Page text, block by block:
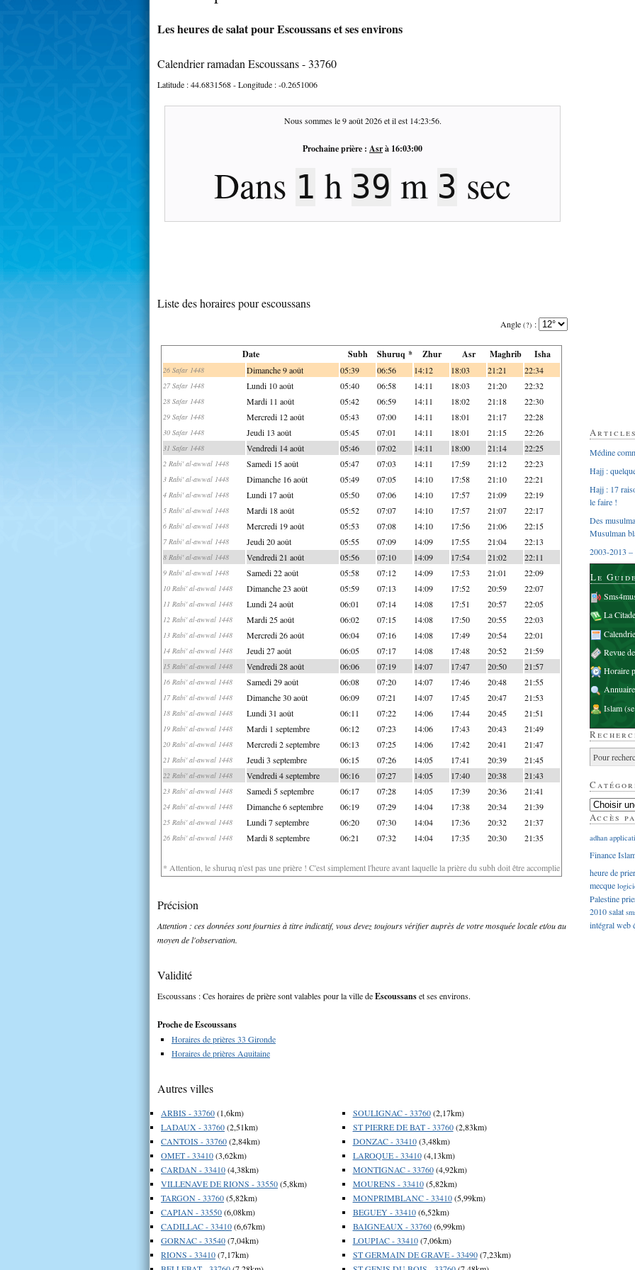
Les heures de salat pour Escoussans et ses environs
Calendrier ramadan Escoussans - 33760
Latitude :44.6831568- Longitude :-0.2651006
Nous sommes le9 août 2026et il est 14:23:57.
Prochaine prière : Asrà 16:03:00
Dans 1 h 39 m 2 sec
Liste des horaires pour escoussans
Angle (?) :
Date Subh Shuruq * Zhur Asr Maghrib Isha
26 Safar 1448 Dimanche 9 août 05:39 06:56 14:12 18:03 21:21 22:34
27 Safar 1448 Lundi 10 août 05:40 06:58 14:11 18:03 21:20 22:32
28 Safar 1448 Mardi 11 août 05:42 06:59 14:11 18:02 21:18 22:30
29 Safar 1448 Mercredi 12 août 05:43 07:00 14:11 18:01 21:17 22:28
30 Safar 1448 Jeudi 13 août 05:45 07:01 14:11 18:01 21:15 22:26
31 Safar 1448 Vendredi 14 août 05:46 07:02 14:11 18:00 21:14 22:25
2 Rabi' al-awwal 1448 Samedi 15 août 05:47 07:03 14:11 17:59 21:12 22:23
3 Rabi' al-awwal 1448 Dimanche 16 août 05:49 07:05 14:10 17:58 21:10 22:21
4 Rabi' al-awwal 1448 Lundi 17 août 05:50 07:06 14:10 17:57 21:09 22:19
5 Rabi' al-awwal 1448 Mardi 18 août 05:52 07:07 14:10 17:57 21:07 22:17
6 Rabi' al-awwal 1448 Mercredi 19 août 05:53 07:08 14:10 17:56 21:06 22:15
7 Rabi' al-awwal 1448 Jeudi 20 août 05:55 07:09 14:09 17:55 21:04 22:13
8 Rabi' al-awwal 1448 Vendredi 21 août 05:56 07:10 14:09 17:54 21:02 22:11
9 Rabi' al-awwal 1448 Samedi 22 août 05:58 07:12 14:09 17:53 21:01 22:09
10 Rabi' al-awwal 1448 Dimanche 23 août 05:59 07:13 14:09 17:52 20:59 22:07
11 Rabi' al-awwal 1448 Lundi 24 août 06:01 07:14 14:08 17:51 20:57 22:05
12 Rabi' al-awwal 1448 Mardi 25 août 06:02 07:15 14:08 17:50 20:55 22:03
13 Rabi' al-awwal 1448 Mercredi 26 août 06:04 07:16 14:08 17:49 20:54 22:01
14 Rabi' al-awwal 1448 Jeudi 27 août 06:05 07:17 14:08 17:48 20:52 21:59
15 Rabi' al-awwal 1448 Vendredi 28 août 06:06 07:19 14:07 17:47 20:50 21:57
16 Rabi' al-awwal 1448 Samedi 29 août 06:08 07:20 14:07 17:46 20:48 21:55
17 Rabi' al-awwal 1448 Dimanche 30 août 06:09 07:21 14:07 17:45 20:47 21:53
18 Rabi' al-awwal 1448 Lundi 31 août 06:11 07:22 14:06 17:44 20:45 21:51
19 Rabi' al-awwal 1448 Mardi 1 septembre 06:12 07:23 14:06 17:43 20:43 21:49
20 Rabi' al-awwal 1448 Mercredi 2 septembre 06:13 07:25 14:06 17:42 20:41 21:47
21 Rabi' al-awwal 1448 Jeudi 3 septembre 06:15 07:26 14:05 17:41 20:39 21:45
22 Rabi' al-awwal 1448 Vendredi 4 septembre 06:16 07:27 14:05 17:40 20:38 21:43
23 Rabi' al-awwal 1448 Samedi 5 septembre 06:17 07:28 14:05 17:39 20:36 21:41
24 Rabi' al-awwal 1448 Dimanche 6 septembre 06:19 07:29 14:04 17:38 20:34 21:39
25 Rabi' al-awwal 1448 Lundi 7 septembre 06:20 07:30 14:04 17:36 20:32 21:37
26 Rabi' al-awwal 1448 Mardi 8 septembre 06:21 07:32 14:04 17:35 20:30 21:35
* Attention, le shuruq n'est pas une prière ! C'est simplement l'heure avant laquelle la prière du subh doit être accomplie
Précision
Attention : ces données sont fournies à titre indicatif, vous devez toujours vérifier auprès de votre mosquée locale et/ou au
moyen de l'observation.
Validité
Escoussans : Ces horaires de prière sont valables pour la ville deEscoussanset ses environs.
Proche de Escoussans
Horaires de prières 33 Gironde
Horaires de prières Aquitaine
Autres villes
ARBIS - 33760(1,6km)
LADAUX - 33760(2,51km)
CANTOIS - 33760(2,84km)
OMET - 33410(3,62km)
CARDAN - 33410(4,38km)
VILLENAVE DE RIONS - 33550(5,8km)
TARGON - 33760(5,82km)
CAPIAN - 33550(6,08km)
CADILLAC - 33410(6,67km)
GORNAC - 33540(7,04km)
RIONS - 33410(7,17km)
SOULIGNAC - 33760(2,17km)
ST PIERRE DE BAT - 33760(2,83km)
DONZAC - 33410(3,48km)
LAROQUE - 33410(4,13km)
MONTIGNAC - 33760(4,92km)
MOURENS - 33410(5,82km)
MONPRIMBLANC - 33410(5,99km)
BEGUEY - 33410(6,52km)
BAIGNEAUX - 33760(6,99km)
LOUPIAC - 33410(7,06km)
ST GERMAIN DE GRAVE - 33490(7,23km)
Médine
Hajj :
Hajj : 17
le faire !
Des
Musulman
2003-2013 –
Le
La
Revue
Horaire
Islam
Accès
adhan
Finance
heure de
mecque
Palestine
2010salat
intégralweb